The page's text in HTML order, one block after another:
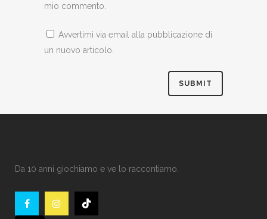
mio commento.
Avvertimi via email alla pubblicazione di
un nuovo articolo.
Da 10 anni giochiamo e ve lo raccontiamo.